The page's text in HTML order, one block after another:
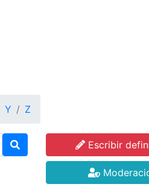
Y Z
Escribir